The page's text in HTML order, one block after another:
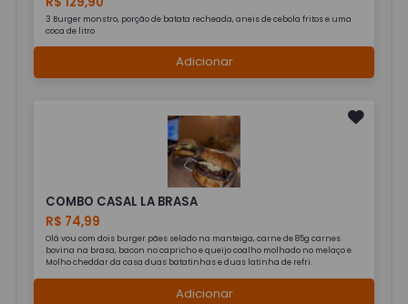
3 Burger monstro, porção de batata recheada, aneis de cebola fritos e uma
coca de litro
Adicionar
COMBO CASAL LA BRASA
R$ 74,99
Olá vou com dois burger pães selado na manteiga, carne de 85g carnes
bovina na brasa, bacon no capricho e queijo coalho molhado no melaço e
Molho cheddar da casa duas batatinhas e duas latinha de refri.
Adicionar